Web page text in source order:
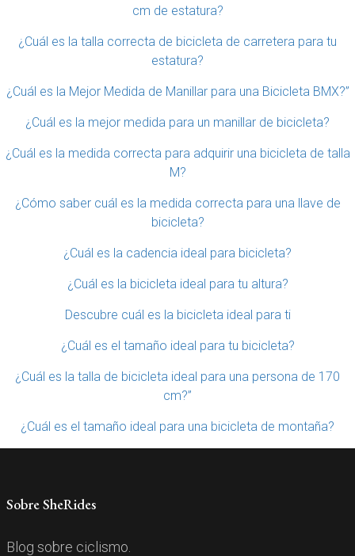
cm de estatura?
¿Cuál es la talla correcta de bicicleta de carretera para tu
estatura?
¿Cuál es la Mejor Medida de Manillar para una Bicicleta BMX?”
¿Cuál es la mejor medida para un manillar de bicicleta?
¿Cuál es la medida correcta para adquirir una bicicleta de talla
M?
¿Cómo saber cuál es la medida correcta para una llave de
bicicleta?
¿Cuál es la cadencia ideal para bicicleta?
¿Cuál es la bicicleta ideal para tu altura?
Descubre cuál es la bicicleta ideal para ti
¿Cuál es el tamaño ideal para tu bicicleta?
¿Cuál es la talla de bicicleta ideal para una persona de 170
cm?”
¿Cuál es el tamaño ideal para una bicicleta de montaña?
Sobre SheRides
Blog sobre ciclismo.